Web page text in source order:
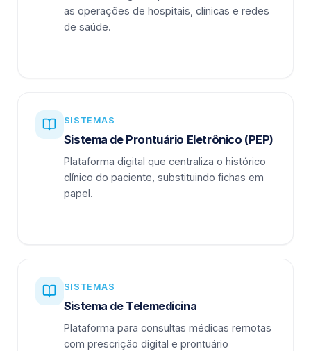
as operações de hospitais, clínicas e redes
de saúde.
SISTEMAS
Sistema de Prontuário Eletrônico (PEP)
Plataforma digital que centraliza o histórico
clínico do paciente, substituindo fichas em
papel.
SISTEMAS
Sistema de Telemedicina
Plataforma para consultas médicas remotas
com prescrição digital e prontuário